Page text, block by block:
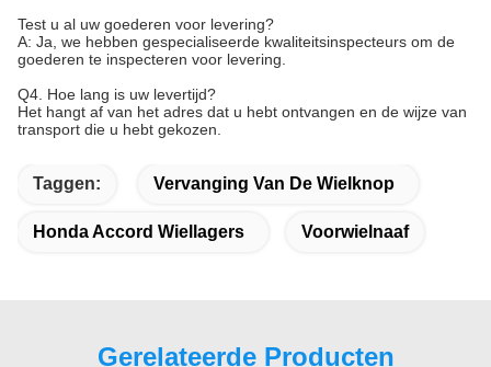
Test u al uw goederen voor levering?
A: Ja, we hebben gespecialiseerde kwaliteitsinspecteurs om de
goederen te inspecteren voor levering.
Q4. Hoe lang is uw levertijd?
Het hangt af van het adres dat u hebt ontvangen en de wijze van
transport die u hebt gekozen.
Taggen: Vervanging Van De Wielknop
Honda Accord Wiellagers Voorwielnaaf
Gerelateerde Producten